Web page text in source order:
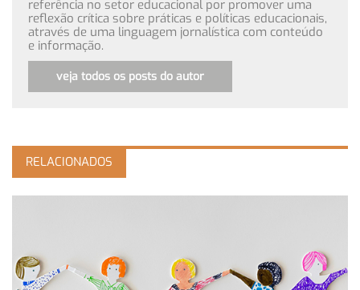
referência no setor educacional por promover uma
reflexão crítica sobre práticas e políticas educacionais,
através de uma linguagem jornalística com conteúdo
e informação.
veja todos os posts do autor
RELACIONADOS